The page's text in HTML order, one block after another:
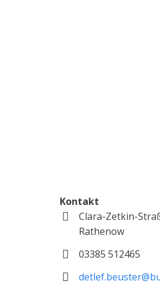
Kontakt
Clara-Zetkin-
Rathenow
03385 512465